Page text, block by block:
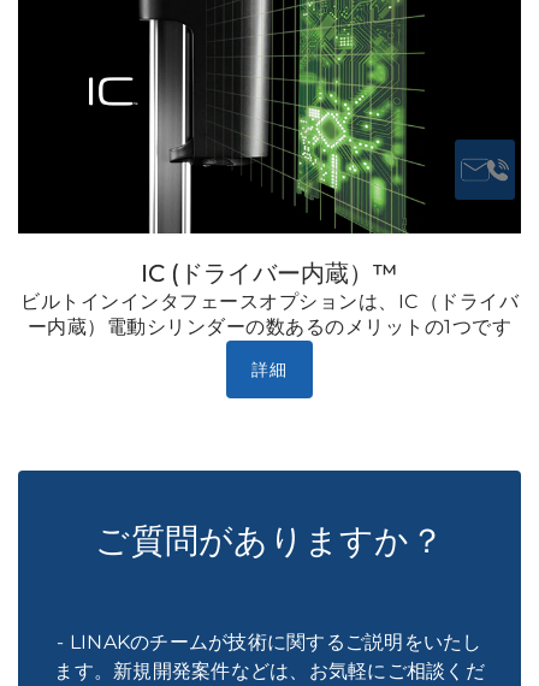
IC (ドライバー内蔵）™
ビルトインインタフェースオプションは、IC（ドライバ
ー内蔵）電動シリンダーの数あるのメリットの1つです
詳細
ご質問がありますか？
- LINAKのチームが技術に関するご説明をいたし
ます。新規開発案件などは、お気軽にご相談くだ